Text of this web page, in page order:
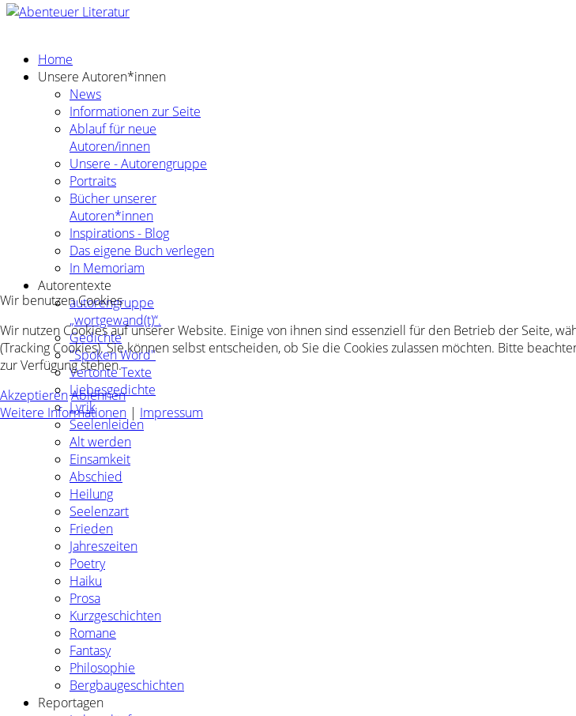
Home
Unsere Autoren*innen
News
Informationen zur Seite
Ablauf für neue
Autoren/innen
Unsere - Autorengruppe
Portraits
Bücher unserer
Autoren*innen
Inspirations - Blog
Das eigene Buch verlegen
In Memoriam
Autorentexte
autorengruppe
„wortgewand(t)“.
Gedichte
"Spoken Word"
Vertonte Texte
Liebesgedichte
Lyrik
Seelenleiden
Alt werden
Einsamkeit
Abschied
Heilung
Seelenzart
Frieden
Jahreszeiten
Poetry
Haiku
Prosa
Kurzgeschichten
Romane
Fantasy
Philosophie
Bergbaugeschichten
Reportagen
Wir benutzen Cookies
Wir nutzen Cookies auf unserer Website. Einige von ihnen sind essenziell für den Betrieb der Seite,
(Tracking Cookies). Sie können selbst entscheiden, ob Sie die Cookies zulassen möchten. Bitte
zur Verfügung stehen.
AkzeptierenAblehnen
Weitere Informationen | Impressum